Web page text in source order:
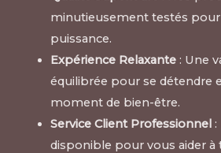
minutieusement testés
puissance.
Expérience Relaxante: Une
équilibrée pour se détendre
moment de bien-être.
Service Client Professionnel:
disponible pour vous aider à